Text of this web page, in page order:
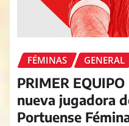
FÉMINAS GENERAL
PRIMER
nueva jugadora
Portuense